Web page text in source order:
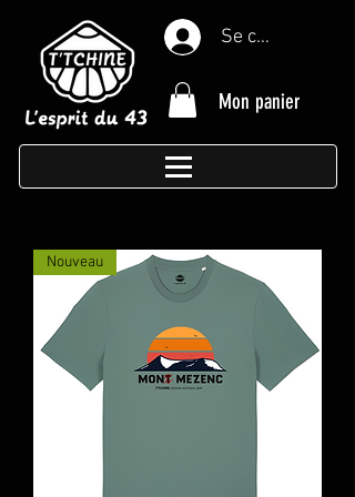
Se connecter
Mon panier
Nouveau